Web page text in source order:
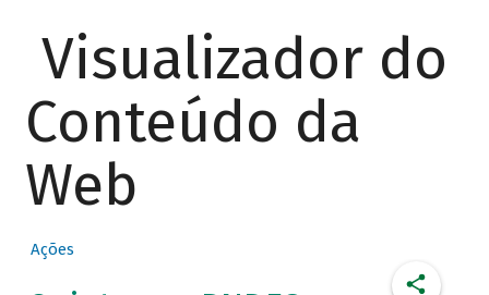
Visualizador do
Conteúdo da
Web
Ações